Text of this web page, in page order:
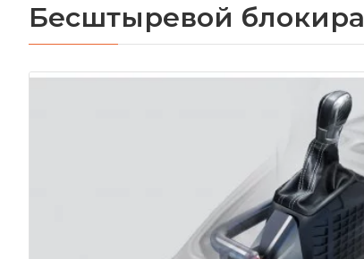
Бесштыревой